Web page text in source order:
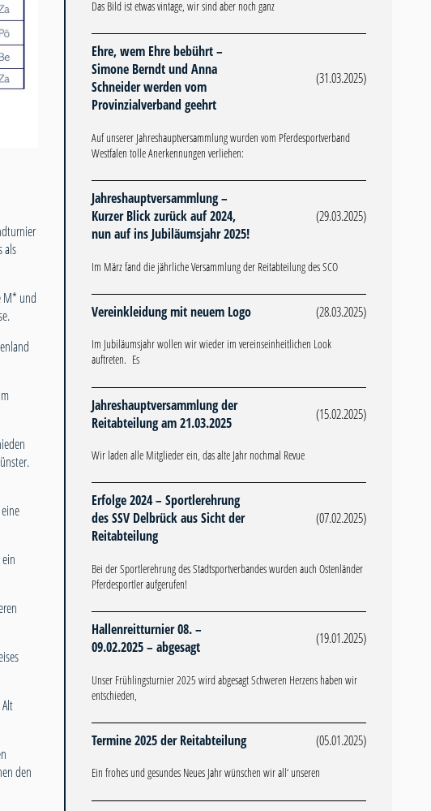
als
M* und
den
Das Bild ist etwas vintage, wir sind aber noch ganz
Ehre, wem Ehre bebührt –
Simone Berndt und Anna
Schneider werden vom
Provinzialverband geehrt
(31.03.2025)
Auf unserer Jahreshauptversammlung wurden vom Pferdesportverband
Westfalen tolle Anerkennungen verliehen:
Jahreshauptversammlung –
Kurzer Blick zurück auf 2024,
nun auf ins Jubiläumsjahr 2025!
(29.03.2025)
Im März fand die jährliche Versammlung der Reitabteilung des SCO
Vereinkleidung mit neuem Logo (28.03.2025)
Im Jubiläumsjahr wollen wir wieder im vereinseinheitlichen Look
auftreten. Es
Jahreshauptversammlung der
Reitabteilung am 21.03.2025
(15.02.2025)
Wir laden alle Mitglieder ein, das alte Jahr nochmal Revue
Erfolge 2024 – Sportlerehrung
des SSV Delbrück aus Sicht der
Reitabteilung
(07.02.2025)
Bei der Sportlerehrung des Stadtsportverbandes wurden auch Ostenländer
Pferdesportler aufgerufen!
Hallenreitturnier 08. –
09.02.2025 – abgesagt
(19.01.2025)
Unser Frühlingsturnier 2025 wird abgesagt Schweren Herzens haben wir
entschieden,
Termine 2025 der Reitabteilung (05.01.2025)
Ein frohes und gesundes Neues Jahr wünschen wir all‘ unseren